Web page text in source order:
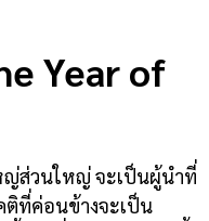
Year of
ส่วนใหญ่ จะเป็นผู้นำที่
ติที่ค่อนข้างจะเป็น